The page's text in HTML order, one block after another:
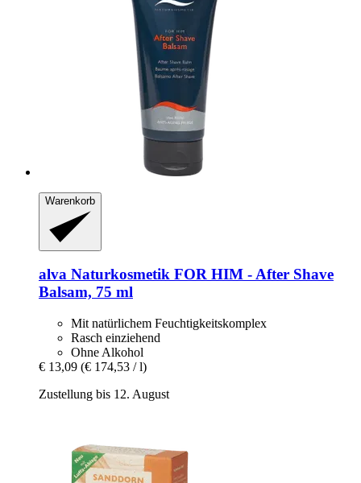
Warenkorb
alva Naturkosmetik FOR HIM -​ After Shave
Balsam, 75 ml
Mit natürlichem Feuchtigkeitskomplex
Rasch einziehend
Ohne Alkohol
€ 13,09 (€ 174,53 / l)
Zustellung bis 12. August